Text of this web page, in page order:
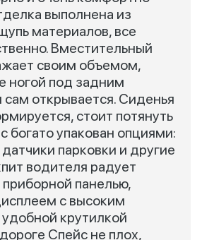
выполнена из
материалов, все
Вместительный
своим объемом,
ногой под задним
открывается. Сиденья
стоит потянуть
богато упакован опциями:
парковки и другие
водителя радует
панелью,
с высоким
крутилкой
Спейс не плох,